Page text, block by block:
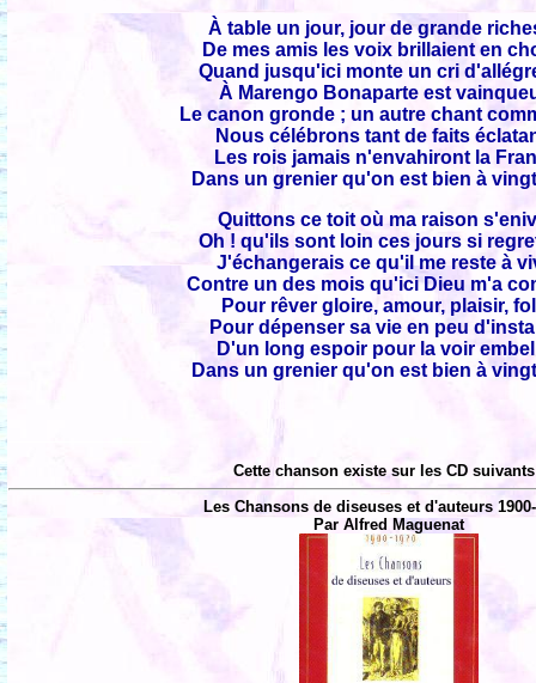
À table un jour, jour de grande
De mes amis les voix brillaient en
Quand jusqu'ici monte un cri
À Marengo Bonaparte est
Le canon gronde ; un autre chant
Nous célébrons tant de faits
Les rois jamais n'envahiront la
Dans un grenier qu'on est bien à
Quittons ce toit où ma raison
Oh ! qu'ils sont loin ces jours si
J'échangerais ce qu'il me reste à
Contre un des mois qu'ici Dieu m'a
Pour rêver gloire, amour, plaisir,
Pour dépenser sa vie en peu
D'un long espoir pour la voir
Dans un grenier qu'on est bien à
Cette chanson existe sur les CD
Les Chansons de diseuses et d'auteurs
Par Alfred Maguenat